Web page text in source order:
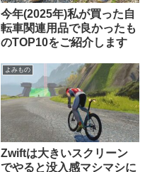
今年(2025年)私が買った自
転車関連用品で良かったも
のTOP10をご紹介します
よみもの
Zwiftは大きいスクリーン
でやると没入感マシマシに